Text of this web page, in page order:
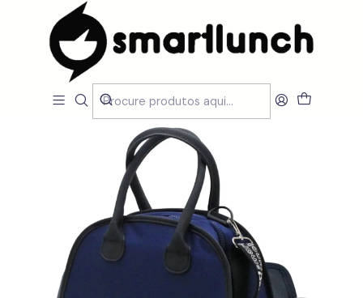
CARACTERISTICAS
Sacos Isótermicos de mão
Set Lancheira Eve Azul, 2 caixas 550 ml e individual